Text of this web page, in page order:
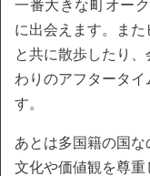
一番大きな町オー
に出会えます。ま
と共に散歩したり
わりのアフタータ
す。
あとは多国籍の国
文化や価値観を尊